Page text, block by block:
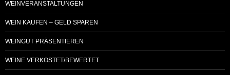
WEINVERANSTALTUNGEN
WEIN KAUFEN – GELD SPAREN
WEINGUT PRÄSENTIEREN
WEINE VERKOSTET/BEWERTET